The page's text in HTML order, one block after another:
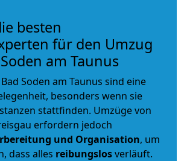
besten
für den Umzug
am Taunus
Soden am Taunus sind eine
besonders wenn sie
stattfinden. Umzüge von
erfordern jedoch
und Organisation, um
dass alles reibungslosverläuft.